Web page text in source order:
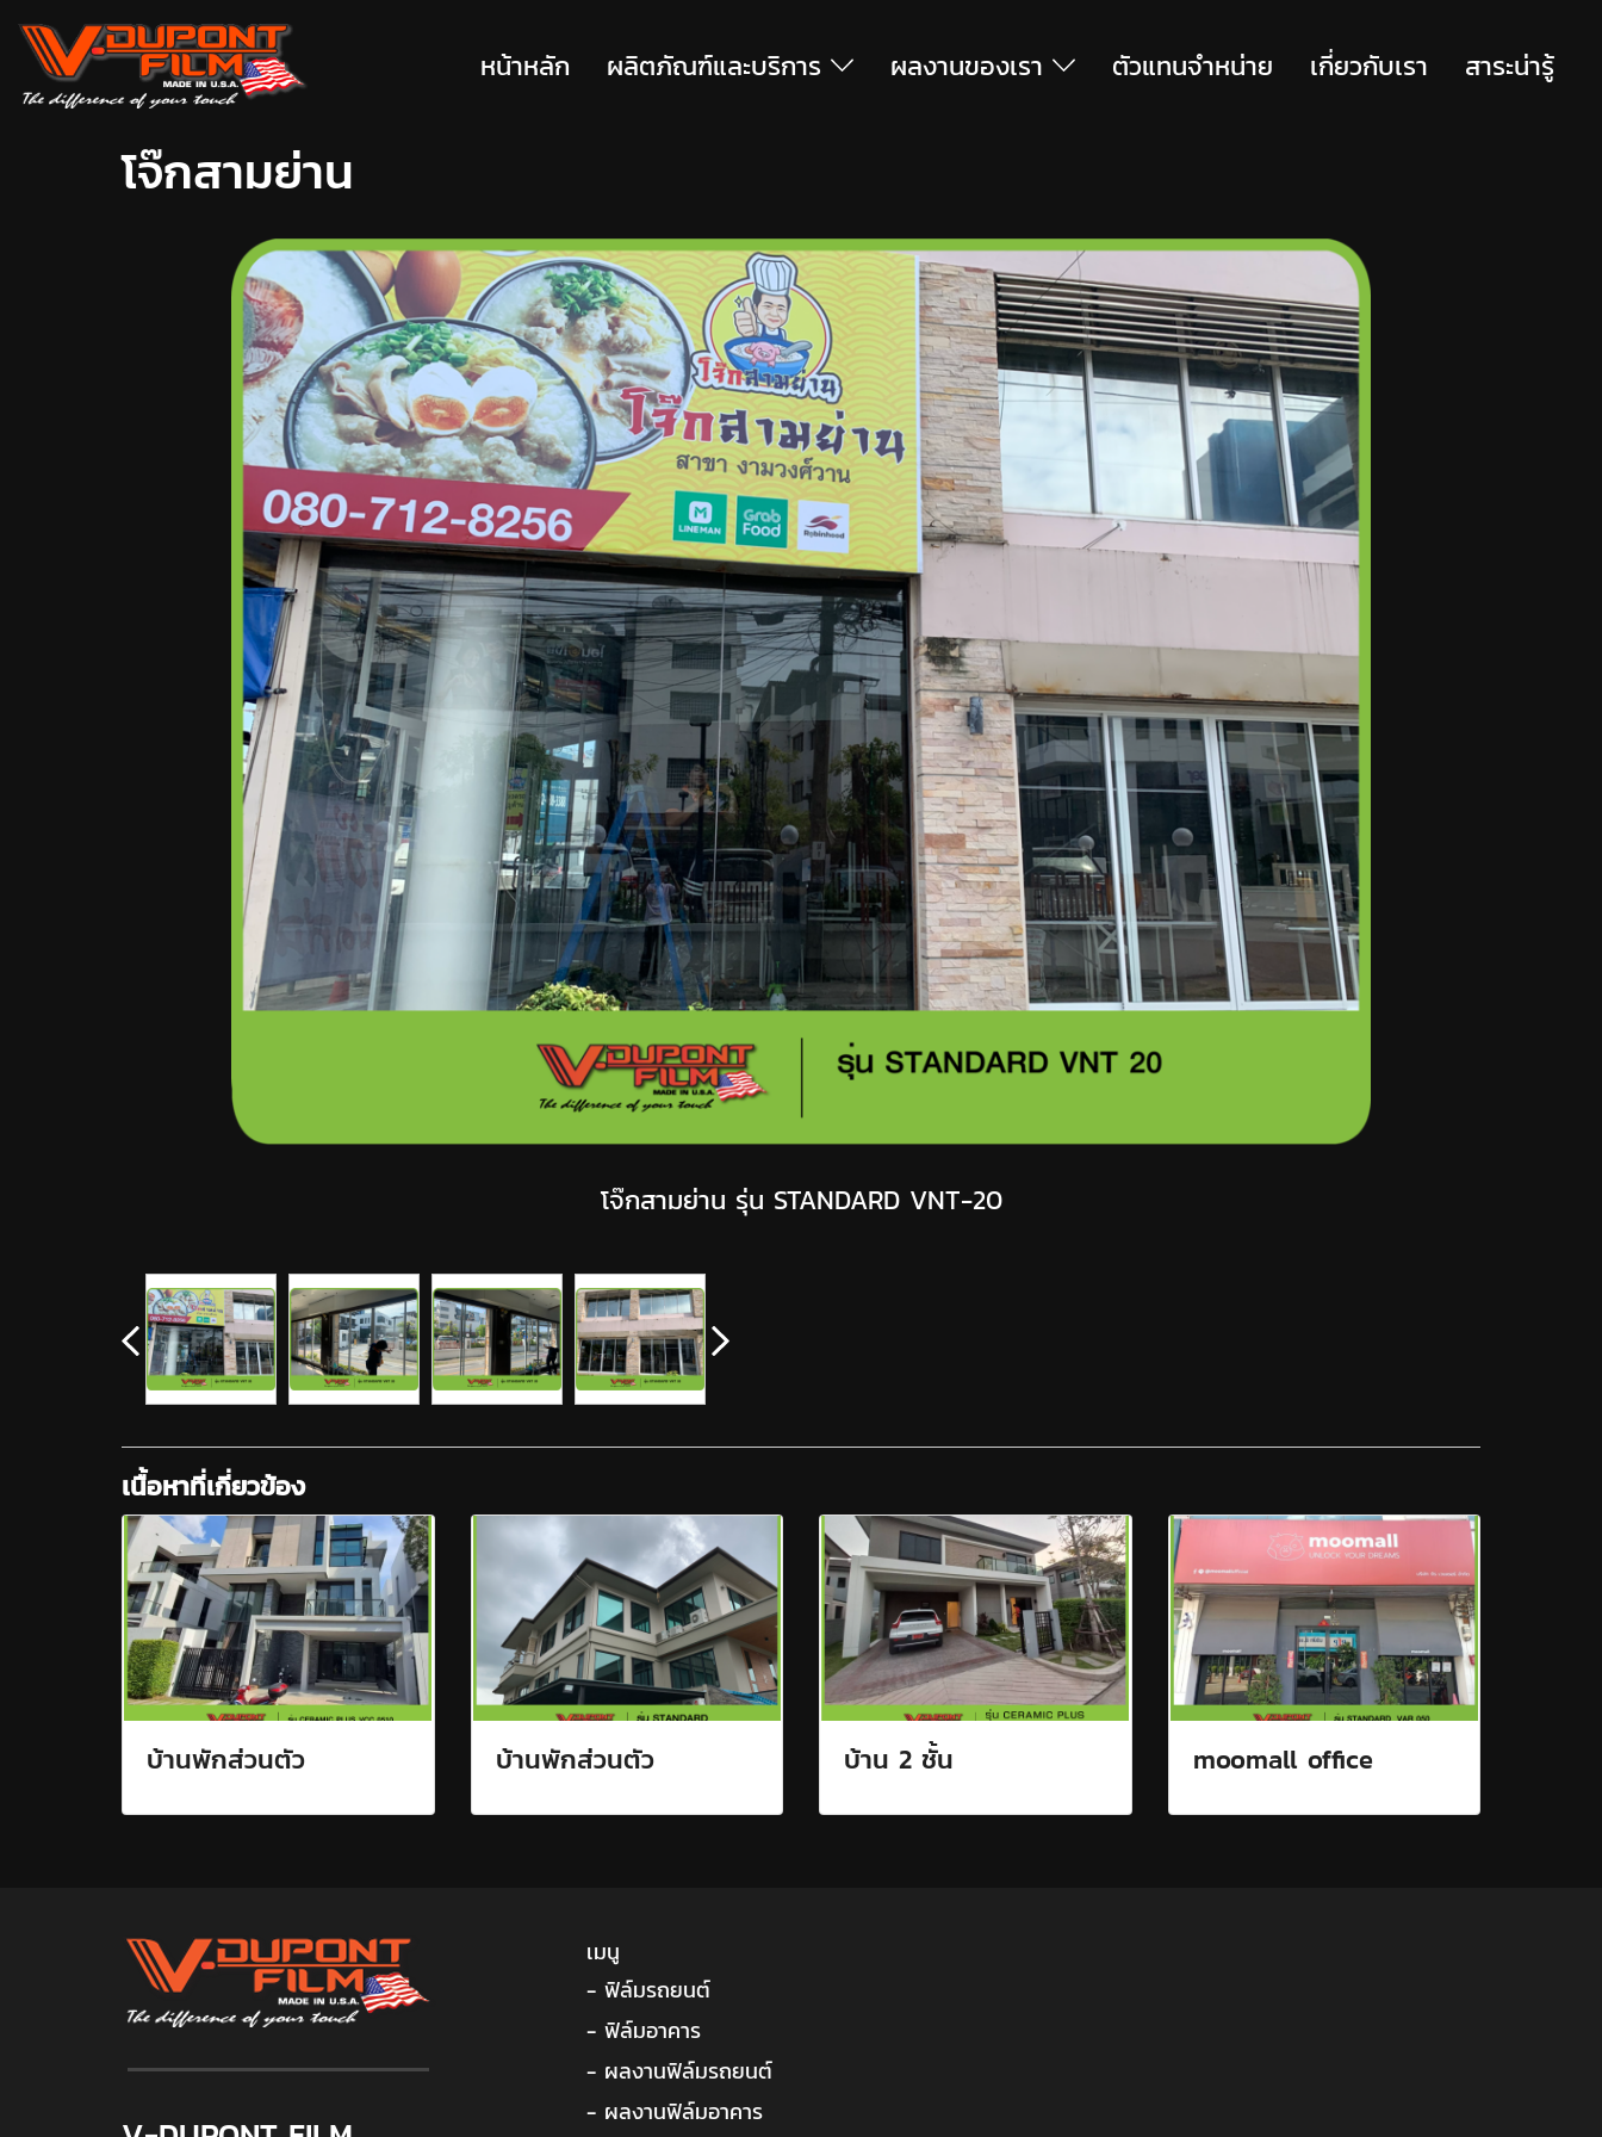
หน้าหลัก ผลิตภัณฑ์และบริการ ผลงานของเรา ตัวแทนจำหน่าย เกี่ยวกับเรา สาระน่ารู้
โจ๊กสามย่าน
โจ๊กสามย่าน รุ่น STANDARD VNT-20
เนื้อหาที่เกี่ยวข้อง
บ้านพักส่วนตัว บ้านพักส่วนตัว บ้าน 2 ชั้น moomall office
เมนู
- ฟิล์มรถยนต์
- ฟิล์มอาคาร
- ผลงานฟิล์มรถยนต์
- ผลงานฟิล์มอาคาร